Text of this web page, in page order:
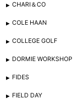
CHARI＆CO
COLE HAAN
COLLEGE GOLF
DORMIE WORKSHOP
FIDES
FIELD DAY